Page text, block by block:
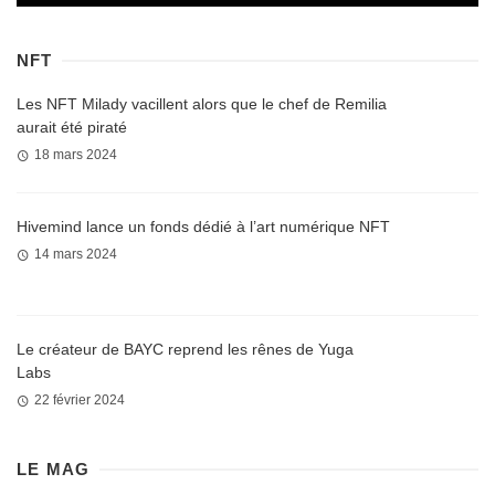
NFT
Les NFT Milady vacillent alors que le chef de Remilia
aurait été piraté
18 mars 2024
Hivemind lance un fonds dédié à l’art numérique NFT
14 mars 2024
Le créateur de BAYC reprend les rênes de Yuga
Labs
22 février 2024
LE MAG